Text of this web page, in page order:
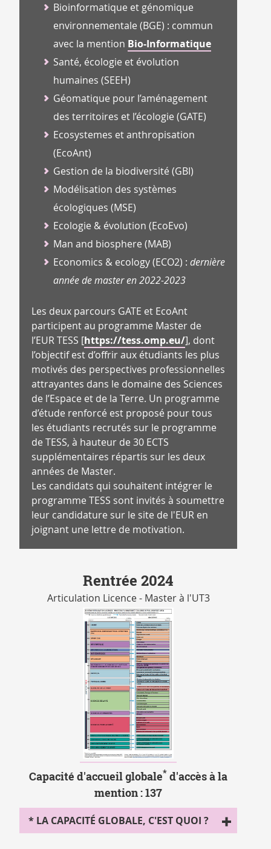
Bioinformatique et génomique
environnementale (BGE) : commun
avec la mention Bio-Informatique
Santé, écologie et évolution
humaines (SEEH)
Géomatique pour l’aménagement
des territoires et l’écologie (GATE)
Ecosystemes et anthropisation
(EcoAnt)
Gestion de la biodiversité (GBI)
Modélisation des systèmes
écologiques (MSE)
Ecologie & évolution (EcoEvo)
Man and biosphere (MAB)
Economics & ecology (ECO2) : dernière
année de master en 2022-2023
Les deux parcours GATE et EcoAnt
participent au programme Master de
l’EUR TESS [https://tess.omp.eu/], dont
l’objectif est d’offrir aux étudiants les plus
motivés des perspectives professionnelles
attrayantes dans le domaine des Sciences
de l’Espace et de la Terre. Un programme
d’étude renforcé est proposé pour tous
les étudiants recrutés sur le programme
de TESS, à hauteur de 30 ECTS
supplémentaires répartis sur les deux
années de Master.
Les candidats qui souhaitent intégrer le
programme TESS sont invités à soumettre
leur candidature sur le site de l'EUR en
joignant une lettre de motivation.
Rentrée 2024
Articulation Licence - Master à l'UT3
Vignette
SCHEMA
ARTICULATION
MASTERS
Capacité d'accueil globale*d'accès à la
mention :137
* LA CAPACITÉ GLOBALE, C'EST QUOI ?